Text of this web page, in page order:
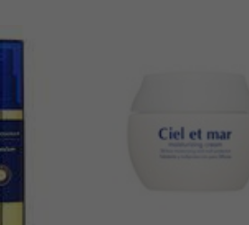
2件のクチコミを見る